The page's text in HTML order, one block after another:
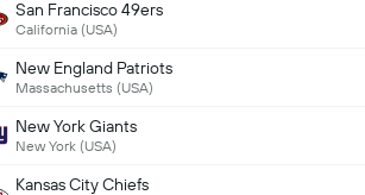
San Francisco 49ers
California (USA)
New England Patriots
Massachusetts (USA)
New York Giants
New York (USA)
Kansas City Chiefs